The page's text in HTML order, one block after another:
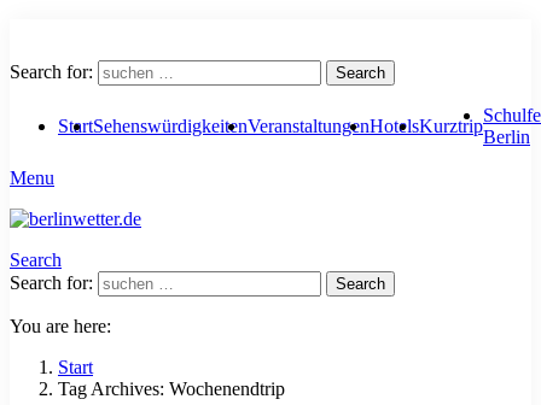
Search for: Search
StartSehenswürdigkeitenVeranstaltungenHotelsKurztrip
Berlin
Menu
Search
Search for:
Search
You are here:
Start
Tag Archives: Wochenendtrip